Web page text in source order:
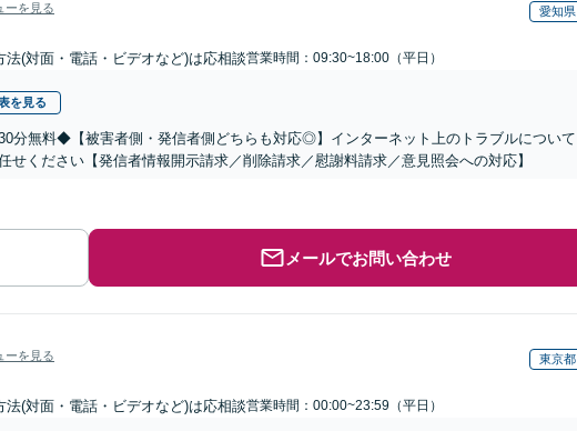
ーを見る 愛知県
法(対面・電話・ビデオなど)は応相談営業時間：09:30~18:00（平日）
を見る
分無料◆【被害者側・発信者側どちらも対応◎】インターネット上のトラブルについて
せください【発信者情報開示請求／削除請求／慰謝料請求／意見照会への対応】
メールでお問い合わせ
ーを見る 東京都
法(対面・電話・ビデオなど)は応相談営業時間：00:00~23:59（平日）